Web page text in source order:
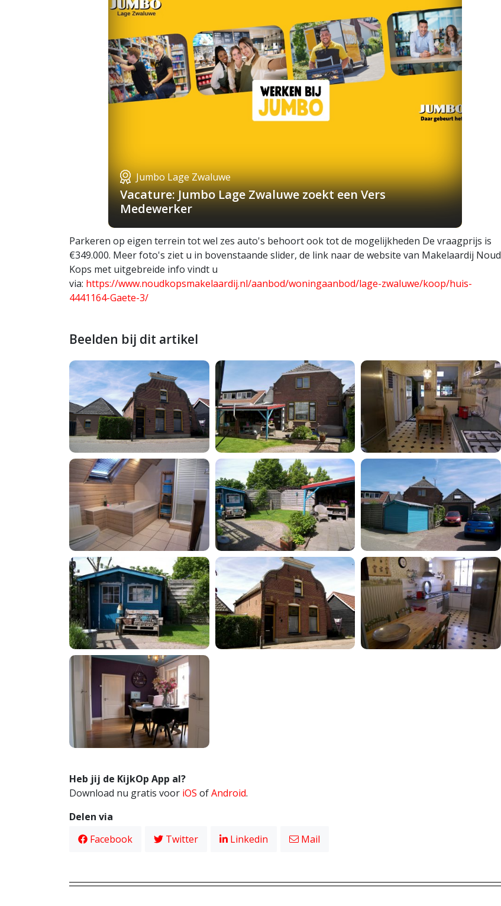
Jumbo Lage Zwaluwe
Vacature: Jumbo Lage Zwaluwe zoekt een Vers
Medewerker
Parkeren op eigen terrein tot wel zes auto's behoort ook tot de mogelijkheden De vraagprijs is
€349.000. Meer foto's ziet u in bovenstaande slider, de link naar de website van Makelaardij Noud
Kops met uitgebreide info vindt u
via: https://www.noudkopsmakelaardij.nl/aanbod/woningaanbod/lage-zwaluwe/koop/huis-
4441164-Gaete-3/
Beelden bij dit artikel
Heb jij de KijkOp App al?
Download nu gratis voor iOS ofAndroid.
Delen via
Facebook
Twitter Linkedin Mail